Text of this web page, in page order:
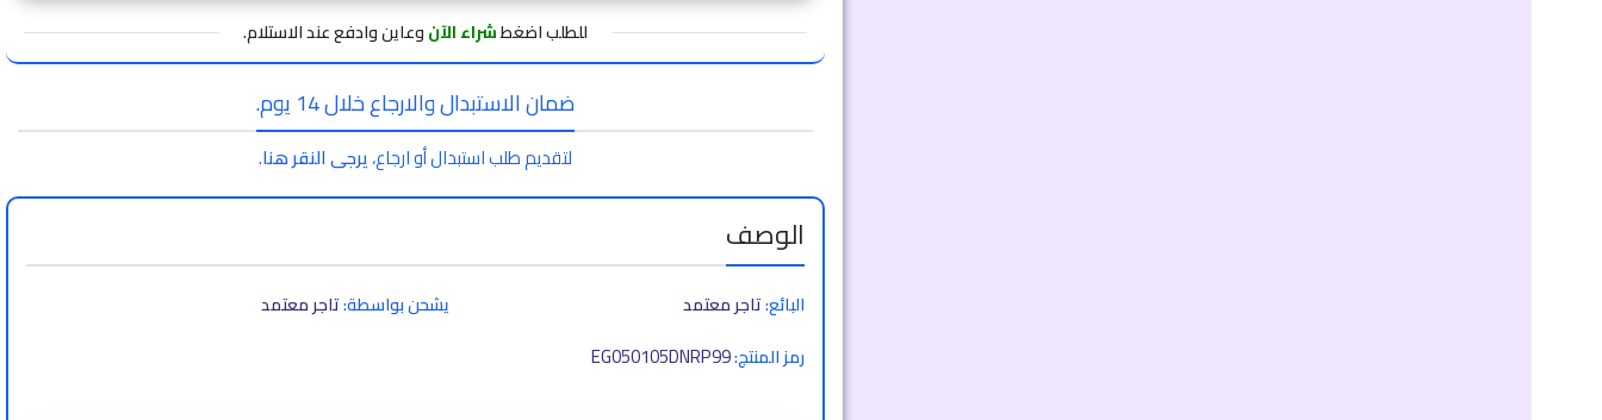
للطلب اضغطشراء الآنوعاين وادفع عند الاستلام.
ضمان الاستبدال والارجاع خلال 14 يوم.
لتقديم طلب استبدال أو ارجاع،يرجى النقر هنا.
الوصف
البائع:تاجر معتمد يشحن بواسطة:تاجر معتمد
رمز المنتج:EG050105DNRP99